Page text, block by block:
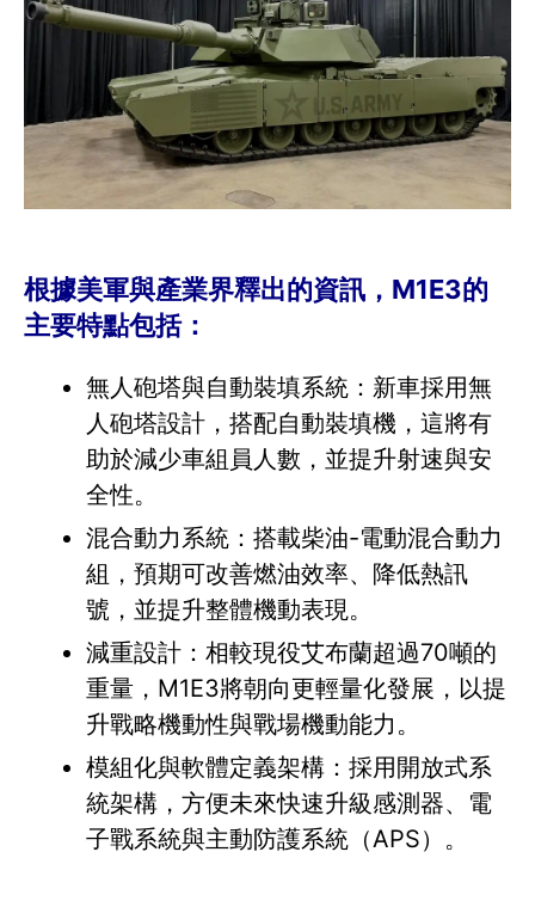
根據美軍與產業界釋出的資訊，M1E3的
主要特點包括：
無人砲塔與自動裝填系統：新車採用無
人砲塔設計，搭配自動裝填機，這將有
助於減少車組員人數，並提升射速與安
全性。
混合動力系統：搭載柴油-電動混合動力
組，預期可改善燃油效率、降低熱訊
號，並提升整體機動表現。
減重設計：相較現役艾布蘭超過70噸的
重量，M1E3將朝向更輕量化發展，以提
升戰略機動性與戰場機動能力。
模組化與軟體定義架構：採用開放式系
統架構，方便未來快速升級感測器、電
子戰系統與主動防護系統（APS）。